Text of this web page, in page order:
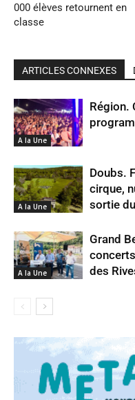
000 élèves retournent en
classe
ARTICLES CONNEXES
A la Une
Région.
A la Une
Doubs.
cirque,
sortie
A la Une
Grand
des